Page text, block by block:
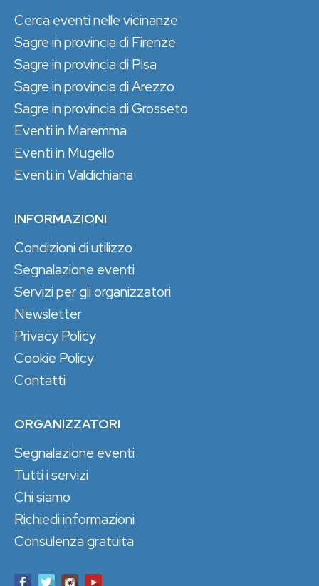
Cerca eventi nelle vicinanze
Sagre in provincia di Firenze
Sagre in provincia di Pisa
Sagre in provincia di Arezzo
Sagre in provincia di Grosseto
Eventi in Maremma
Eventi in Mugello
Eventi in Valdichiana
INFORMAZIONI
Condizioni di utilizzo
Segnalazione eventi
Servizi per gli organizzatori
Newsletter
Privacy Policy
Cookie Policy
Contatti
ORGANIZZATORI
Segnalazione eventi
Tutti i servizi
Chi siamo
Richiedi informazioni
Consulenza gratuita